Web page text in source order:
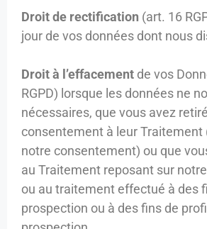
Droit de rectification (art. 16
jour de vos données dont nous
Droit à l’effacement de vos
RGPD) lorsque les données ne
nécessaires, que vous avez
consentement à leur Traitement
notre consentement) ou que
au Traitement reposant sur
ou au traitement effectué à des
prospection ou à des fins de